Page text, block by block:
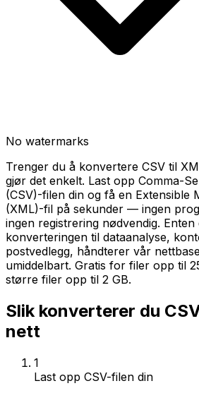
No watermarks
Trenger du å konvertere CSV til
gjør det enkelt. Last opp Comma-
(CSV)-filen din og få en Extensible
(XML)-fil på sekunder — ingen
ingen registrering nødvendig.
konverteringen til dataanalyse,
postvedlegg, håndterer vår
umiddelbart. Gratis for filer opp til
større filer opp til 2 GB.
Slik konverterer du
nett
1
Last opp CSV-filen din